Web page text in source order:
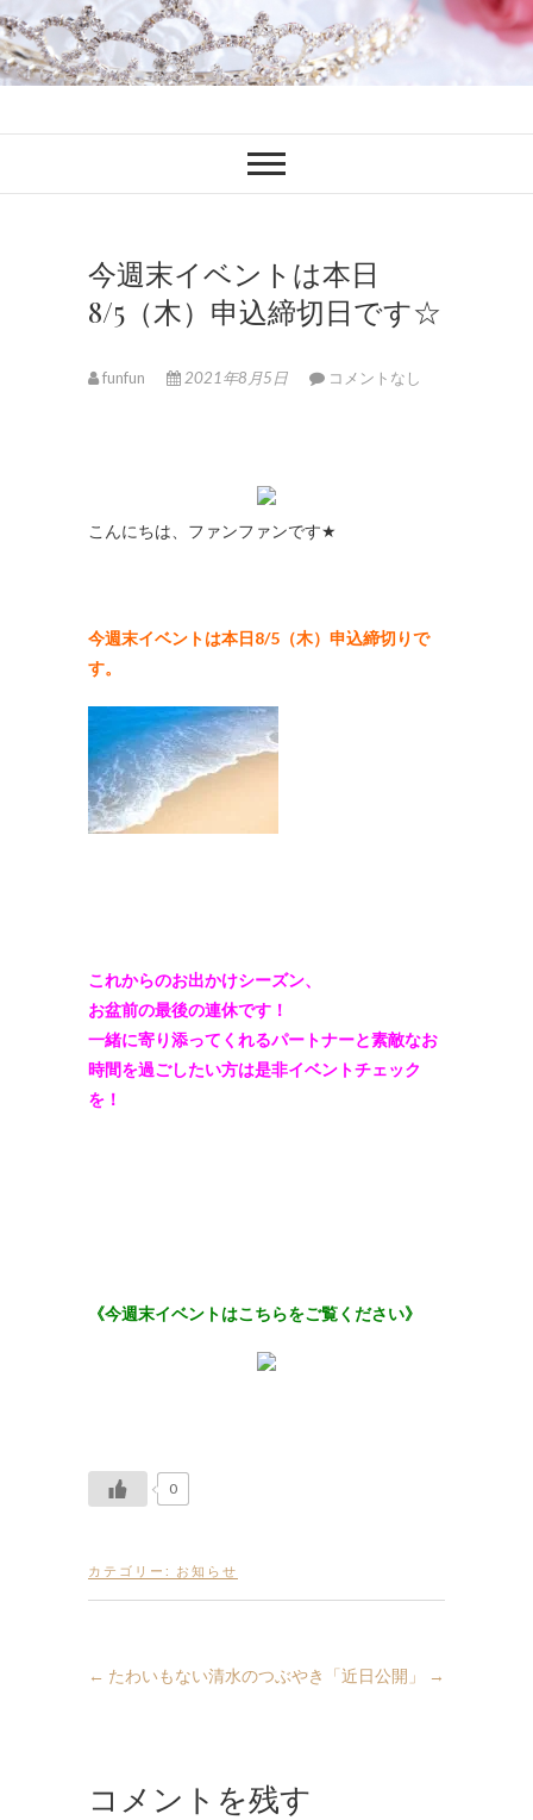
ファンブロ
今週末イベントは本日
8/5（木）申込締切日です☆
funfun 2021年8月5日 コメントなし
こんにちは、ファンファンです★
今週末イベントは本日8/5（木）申込締切りで
す。
これからのお出かけシーズン、
お盆前の最後の連休です！
一緒に寄り添ってくれるパートナーと素敵なお
時間を過ごしたい方は是非イベントチェック
を！
《今週末イベントはこちらをご覧ください》
0
カテゴリー: お知らせ
← たわいもない清水のつぶやき 「近日公開」 →
コメントを残す